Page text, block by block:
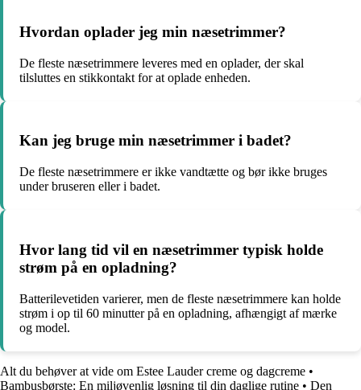
Hvordan oplader jeg min næsetrimmer?
De fleste næsetrimmere leveres med en oplader, der skal
tilsluttes en stikkontakt for at oplade enheden.
Kan jeg bruge min næsetrimmer i badet?
De fleste næsetrimmere er ikke vandtætte og bør ikke bruges
under bruseren eller i badet.
Hvor lang tid vil en næsetrimmer typisk holde
strøm på en opladning?
Batterilevetiden varierer, men de fleste næsetrimmere kan holde
strøm i op til 60 minutter på en opladning, afhængigt af mærke
og model.
Alt du behøver at vide om Estee Lauder creme og dagcreme •
Bambusbørste: En miljøvenlig løsning til din daglige rutine • Den